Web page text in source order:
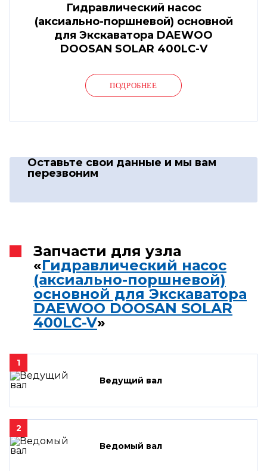
Гидравлический насос
(аксиально-поршневой) основной
для Экскаватора DAEWOO
DOOSAN SOLAR 400LC-V
ПОДРОБНЕЕ
Оставьте свои данные и мы вам
перезвоним
Запчасти для узла
«Гидравлический насос
(аксиально-поршневой)
основной для Экскаватора
DAEWOO DOOSAN SOLAR
400LC-V»
1
Ведущий вал
2
Ведомый вал